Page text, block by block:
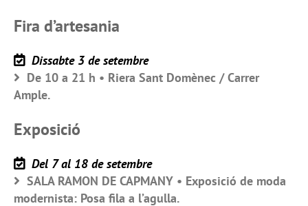
Fira d’artesania
Dissabte 3 de setembre
De 10 a 21 h • Riera Sant Domènec / Carrer
Ample.
Exposició
Del 7 al 18 de setembre
SALA RAMON DE CAPMANY • Exposició de moda
modernista: Posa fila a l’agulla.